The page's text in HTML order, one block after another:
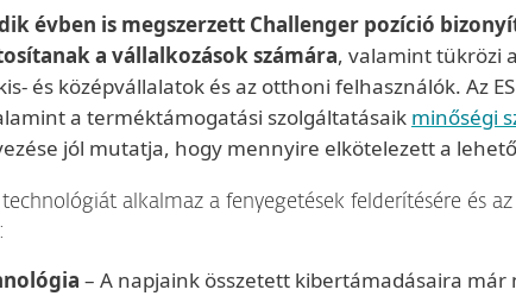
évben is megszerzett Challenger pozíció
a vállalkozások számára, valamint tükrözi
és középvállalatok és az otthoni felhasználók. Az
a terméktámogatási szolgáltatásaik minőségi
jól mutatja, hogy mennyire elkötelezett a
technológiát alkalmaz a fenyegetések felderítésére és
– A napjaink összetett kibertámadásaira